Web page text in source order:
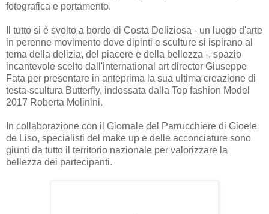
fotografica e portamento.
Il tutto si è svolto a bordo di Costa Deliziosa - un luogo d'arte
in perenne movimento dove dipinti e sculture si ispirano al
tema della delizia, del piacere e della bellezza -, spazio
incantevole scelto dall'international art director Giuseppe
Fata per presentare in anteprima la sua ultima creazione di
testa-scultura Butterfly, indossata dalla Top fashion Model
2017 Roberta Molinini.
In collaborazione con il Giornale del Parrucchiere di Gioele
de Liso, specialisti del make up e delle acconciature sono
giunti da tutto il territorio nazionale per valorizzare la
bellezza dei partecipanti.